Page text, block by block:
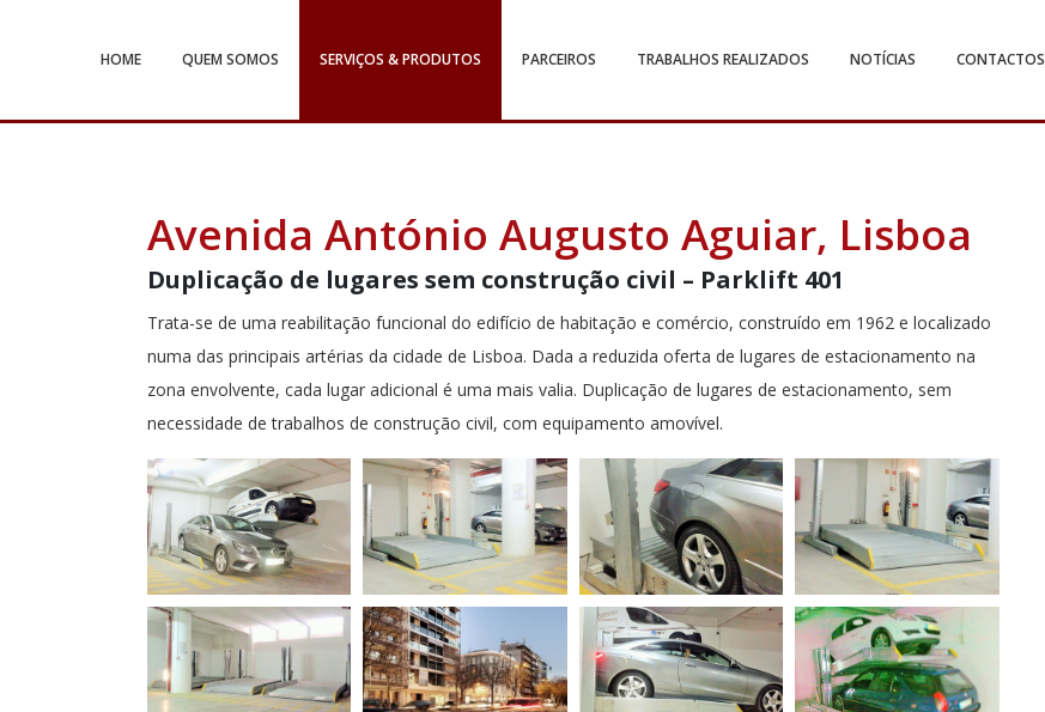
HOME QUEM SOMOS SERVIÇOS & PRODUTOS PARCEIROS TRABALHOS REALIZADOS NOTÍCIAS CONTACTOS
Avenida António Augusto Aguiar, Lisboa
Duplicação de lugares sem construção civil – Parklift 401
Trata-se de uma reabilitação funcional do edifício de habitação e comércio, construído em 1962 e localizado
numa das principais artérias da cidade de Lisboa. Dada a reduzida oferta de lugares de estacionamento na
zona envolvente, cada lugar adicional é uma mais valia. Duplicação de lugares de estacionamento, sem
necessidade de trabalhos de construção civil, com equipamento amovível.